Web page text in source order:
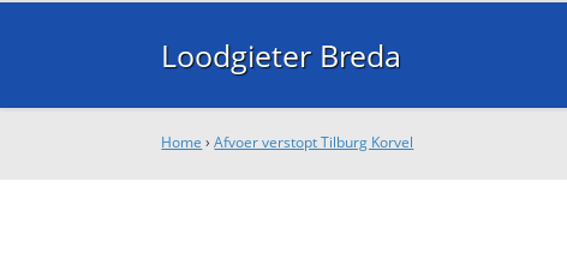
Loodgieter Breda
Home ›Afvoer verstopt Tilburg Korvel